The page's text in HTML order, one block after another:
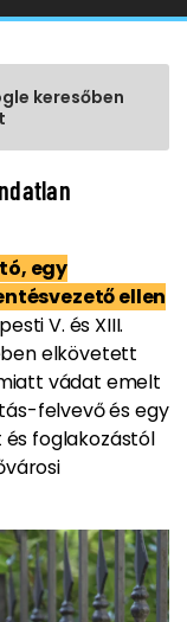
keresőben
egy
ellen
V. és XIII.
elkövetett
vádat emelt
felvevő és egy
foglakozástól